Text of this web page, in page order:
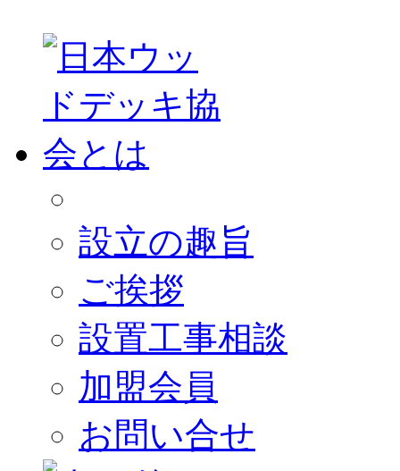
設立の趣旨
ご挨拶
設置工事相談
加盟会員
お問い合せ